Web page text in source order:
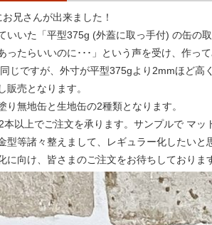
兄さんが出来ました！
いいた「平型375g (外蓋に取っ手付) の缶の
ったらいいのに･･･」という声を受け、作っ
じですが、外寸が平型375gより2mmほど高
販売となります。
り無地缶と生地缶の2種類となります。
本以上でご注文を承ります。サンプルで マ
型等諸々整えまして、レギュラー化したいと
に向け、皆さまのご注文をお待ちしておりま